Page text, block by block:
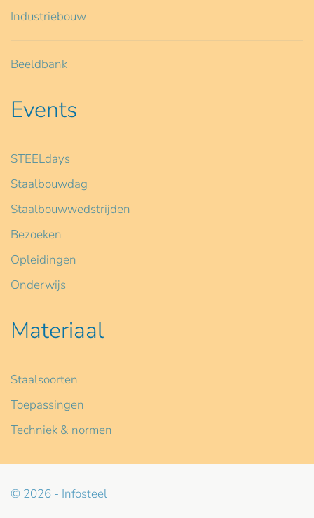
Industriebouw
Beeldbank
Events
STEELdays
Staalbouwdag
Staalbouwwedstrijden
Bezoeken
Opleidingen
Onderwijs
Materiaal
Staalsoorten
Toepassingen
Techniek & normen
© 2026 - Infosteel